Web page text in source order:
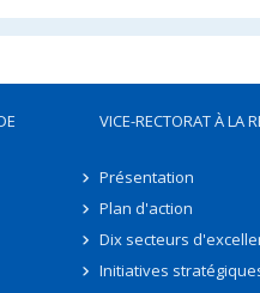
VICE-RECTORAT À LA
Présentation
Plan d'action
Dix secteurs
Initiatives